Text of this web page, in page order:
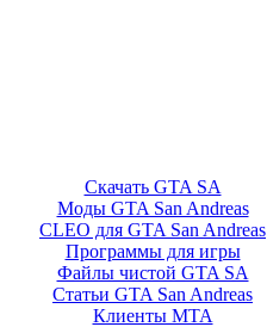
Скачать GTA SA
Моды GTA San Andreas
CLEO для GTA San Andreas
Программы для игры
Файлы чистой GTA SA
Статьи GTA San Andreas
Клиенты MTA